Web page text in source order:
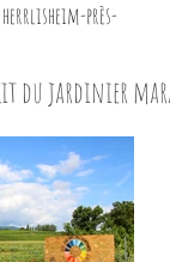
près-
du jardinier